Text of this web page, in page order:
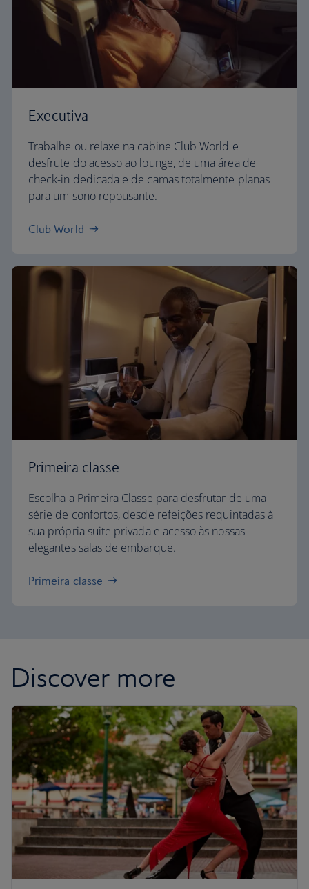
Executiva
Trabalhe ou relaxe na cabine Club World e
desfrute do acesso ao lounge, de uma área de
check-in dedicada e de camas totalmente planas
para um sono repousante.
Club World
Primeira classe
Escolha a Primeira Classe para desfrutar de uma
série de confortos, desde refeições requintadas à
sua própria suite privada e acesso às nossas
elegantes salas de embarque.
Primeira classe
Discover more